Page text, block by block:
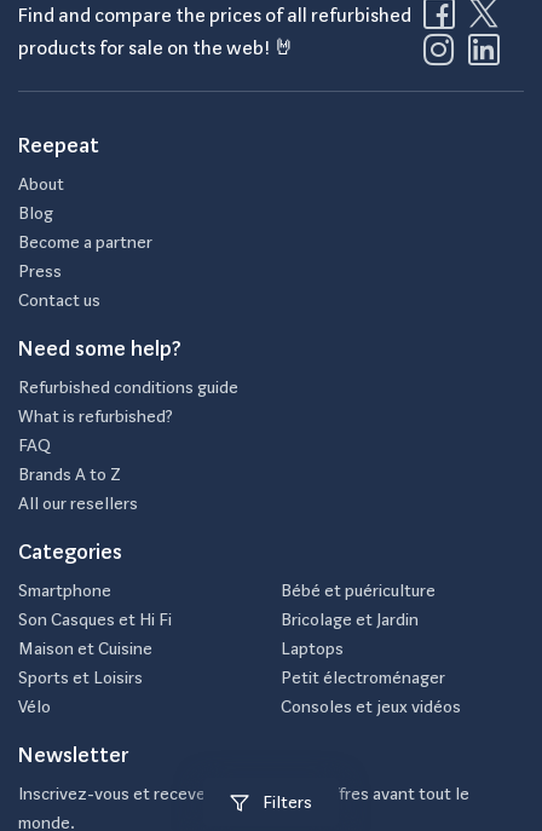
Filters
Find and compare the prices of all refurbished
products for sale on the web! 🤘
Reepeat
About
Blog
Become a partner
Press
Contact us
Need some help?
Refurbished conditions guide
What is refurbished?
FAQ
Brands A to Z
All our resellers
Categories
Smartphone
Son Casques et Hi Fi
Maison et Cuisine
Sports et Loisirs
Vélo
Bébé et puériculture
Bricolage et Jardin
Laptops
Petit électroménager
Consoles et jeux vidéos
Newsletter
Inscrivez-vous et recevez nos meilleurs offres avant tout le
monde.